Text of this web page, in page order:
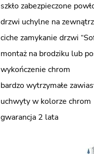
szkło zabezpieczone
drzwi uchylne na zewnątrz
ciche zamykanie drzwi
montaż na brodziku lub
wykończenie chrom
bardzo wytrzymałe
uchwyty w kolorze chrom
gwarancja 2 lata